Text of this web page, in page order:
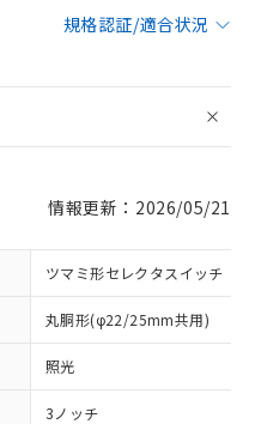
規格認証/適合状況
情報更新：2026/05/21
ツマミ形セレクタスイッチ
丸胴形(φ22/25mm共用)
照光
3ノッチ